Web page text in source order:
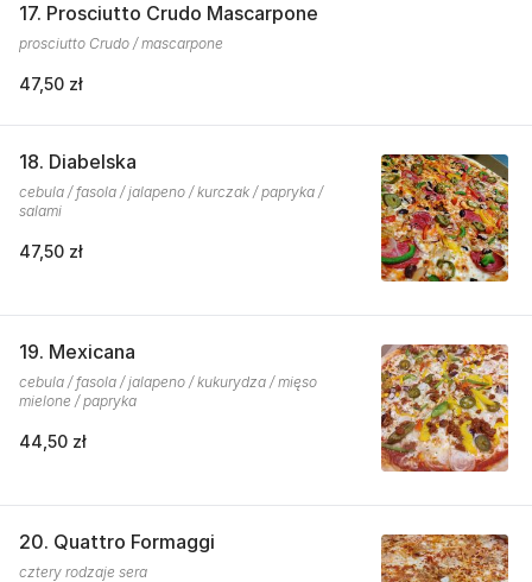
17. Prosciutto Crudo Mascarpone
prosciutto Crudo / mascarpone
47,50 zł
18. Diabelska
cebula / fasola / jalapeno / kurczak / papryka /
salami
47,50 zł
19. Mexicana
cebula / fasola / jalapeno / kukurydza / mięso
mielone / papryka
44,50 zł
20. Quattro Formaggi
cztery rodzaje sera